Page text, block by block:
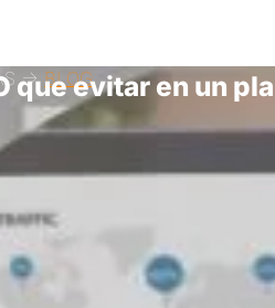
->BLOG
que evitar en un